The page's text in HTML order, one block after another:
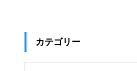
カテゴリー